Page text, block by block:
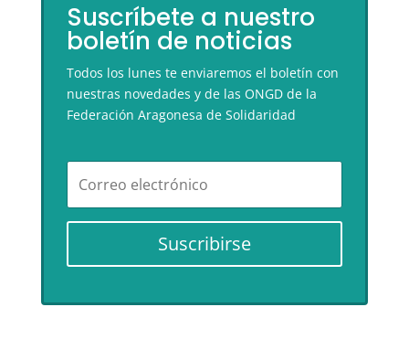
Suscríbete a nuestro
boletín de noticias
Todos los lunes te enviaremos el boletín con
nuestras novedades y de las ONGD de la
Federación Aragonesa de Solidaridad
Suscribirse